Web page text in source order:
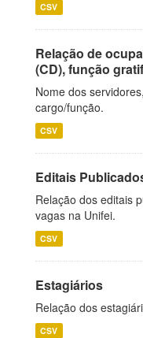
CSV
Relação de
(CD), função
Nome dos
cargo/função.
CSV
Editais
Relação dos editais
vagas na Unifei.
CSV
Estagiários
Relação dos
CSV